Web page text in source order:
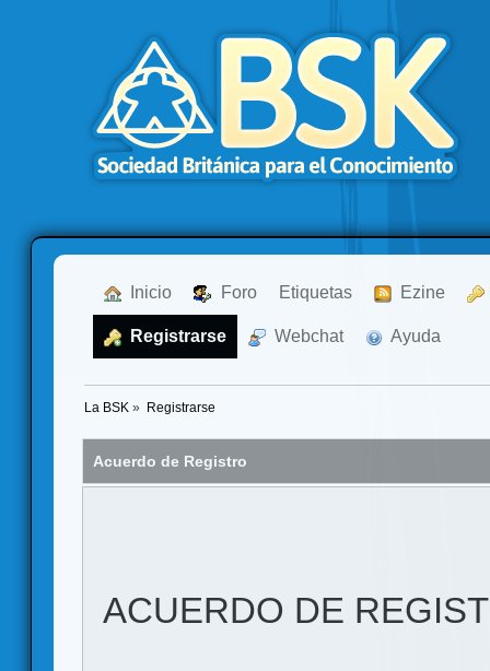
Inicio Foro Etiquetas Ezine
Registrarse Webchat Ayuda
La BSK » Registrarse
Acuerdo de Registro
ACUERDO DE